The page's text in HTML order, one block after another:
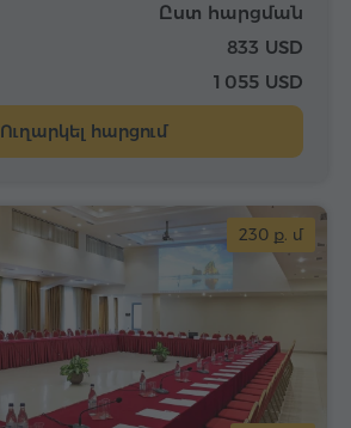
Ըստ հարցման
833 USD
1 055 USD
Ուղարկել հարցում
230 ք. մ